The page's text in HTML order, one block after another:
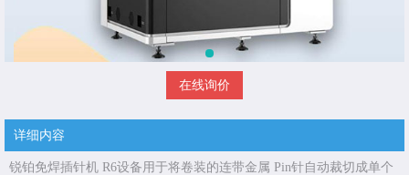
在线询价
详细内容
锐铂免焊插针机 R6设备用于将卷装的连带金属 Pin针自动裁切成单个